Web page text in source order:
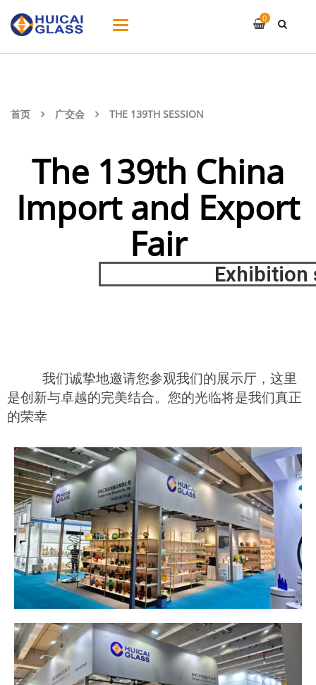
切
导
0
首页 广交会 THE 139TH SESSION
The 139th China
Import and Export
Fair
Exhibition stand
我们诚挚地邀请您参观我们的展示厅，这里
是创新与卓越的完美结合。您的光临将是我们真正
的荣幸